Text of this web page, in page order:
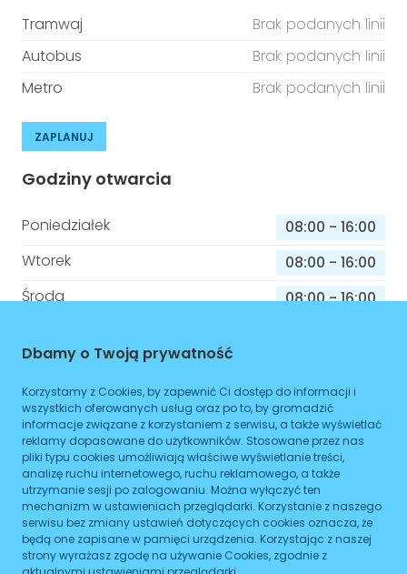
Tramwaj
Brak podanych linii
Autobus
Brak podanych linii
Metro
Brak podanych linii
ZAPLANUJ
Godziny otwarcia
Poniedziałek 08:00 - 16:00
Wtorek
08:00 - 16:00
Środa
08:00-16:00
Sobota
08:00 - 16:00
Niedziela
08:00- 16:00
Informacje o sprawach jakie załatwisz w
tym budynku
Dbamy o Twoją prywatność
Korzystamy z Cookies, by zapewnić Ci dostęp do informacji i
wszystkich oferowanych usług oraz po to, by gromadzić
informacje związane z korzystaniem z serwisu, a także wyświetlać
reklamy dopasowane do użytkowników. Stosowane przez nas
pliki typu cookies umożliwiają właściwe wyświetlanie treści,
analizę ruchu internetowego, ruchu reklamowego, a także
utrzymanie sesji po zalogowaniu. Można wyłączyć ten
mechanizm w ustawieniach przeglądarki. Korzystanie z naszego
serwisu bez zmiany ustawień dotyczących cookies oznacza, że
będą one zapisane w pamięci urządzenia. Korzystając z naszej
strony wyrażasz zgodę na używanie Cookies, zgodnie z